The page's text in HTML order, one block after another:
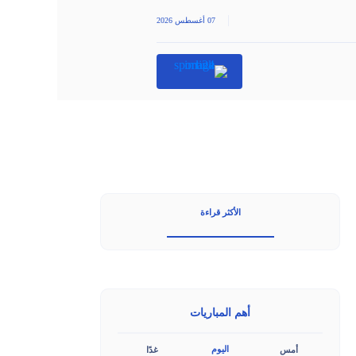
07 أغسطس 2026
الأكثر قراءة
أهم المباريات
أمس اليوم غدًا